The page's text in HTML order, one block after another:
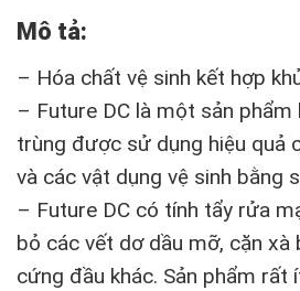
Mô tả:
– Hóa chất vệ sinh kết hợp
– Future DC là một sản phẩm
trùng được sử dụng hiệu quả
và các vật dụng vệ sinh bằng
– Future DC có tính tẩy rửa
bỏ các vết dơ dầu mỡ, cặn xà
cứng đầu khác. Sản phẩm